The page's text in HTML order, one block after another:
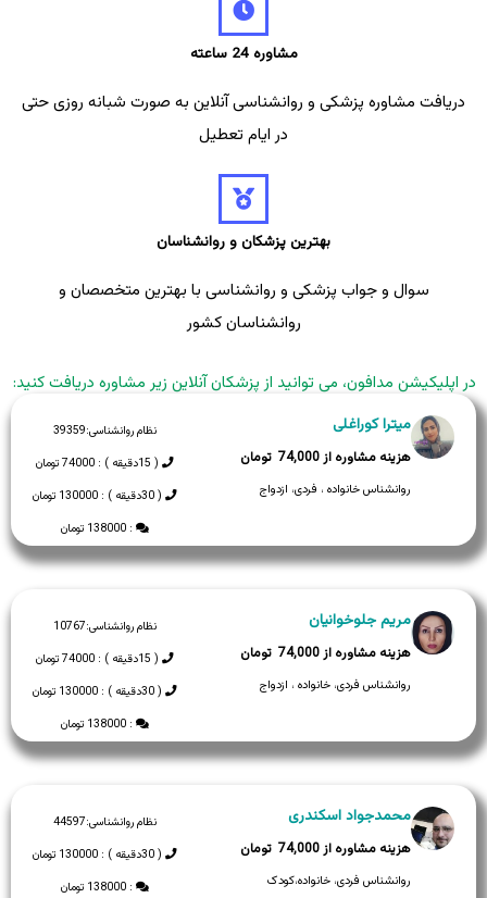
مشاوره 24 ساعته
دریافت مشاوره پزشکی و روانشناسی آنلاین به صورت شبانه روزی حتی
در ایام تعطیل
بهترین پزشکان و روانشناسان
سوال و جواب پزشکی و روانشناسی با بهترین متخصصان و
روانشناسان کشور
در اپلیکیشن مدافون، می توانید از پزشکان آنلاین زیر مشاوره دریافت کنید:
نظام روانشناسی:39359
( 15دقیقه ) : 74000 تومان
( 30دقیقه ) : 130000 تومان
: 138000 تومان
میترا کوراغلی
74,000
روانشناس خانواده ، فردی، ازدواج
نظام روانشناسی:10767
( 15دقیقه ) : 74000 تومان
( 30دقیقه ) : 130000 تومان
: 138000 تومان
مریم جلوخوانیان
74,000
روانشناس فردی، خانواده ، ازدواج
نظام روانشناسی:44597
( 30دقیقه ) : 130000 تومان
: 138000 تومان
محمدجواد اسکندری
74,000
روانشناس فردی، خانواده،کودک